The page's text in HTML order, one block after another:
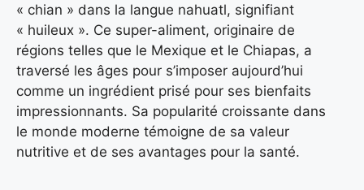
« chian » dans la langue nahuatl, signifiant
« huileux ». Ce super-aliment, originaire de
régions telles que le Mexique et le Chiapas, a
traversé les âges pour s’imposer aujourd’hui
comme un ingrédient prisé pour ses bienfaits
impressionnants. Sa popularité croissante dans
le monde moderne témoigne de sa valeur
nutritive et de ses avantages pour la santé.